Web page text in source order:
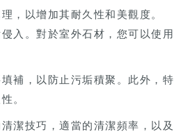
，以增加其耐久性和美觀度。
入。對於室外石材，您可以使用
補，以防止污垢積聚。此外，特
。
潔技巧，適當的清潔頻率，以及